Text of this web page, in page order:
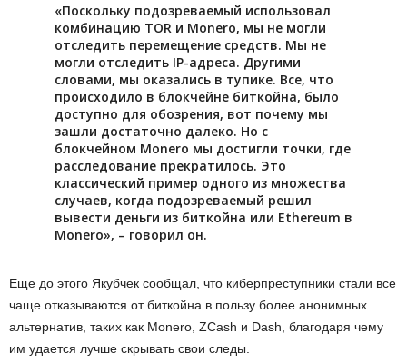
«Поскольку подозреваемый использовал
комбинацию TOR и Monero, мы не могли
отследить перемещение средств. Мы не
могли отследить IP-адреса. Другими
словами, мы оказались в тупике. Все, что
происходило в блокчейне биткойна, было
доступно для обозрения, вот почему мы
зашли достаточно далеко. Но с
блокчейном Monero мы достигли точки, где
расследование прекратилось. Это
классический пример одного из множества
случаев, когда подозреваемый решил
вывести деньги из биткойна или Ethereum в
Monero», – говорил он.
Еще до этого Якубчек сообщал, что киберпреступники стали все
чаще отказываются от биткойна в пользу более анонимных
альтернатив, таких как Monero, ZCash и Dash, благодаря чему
им удается лучше скрывать свои следы.